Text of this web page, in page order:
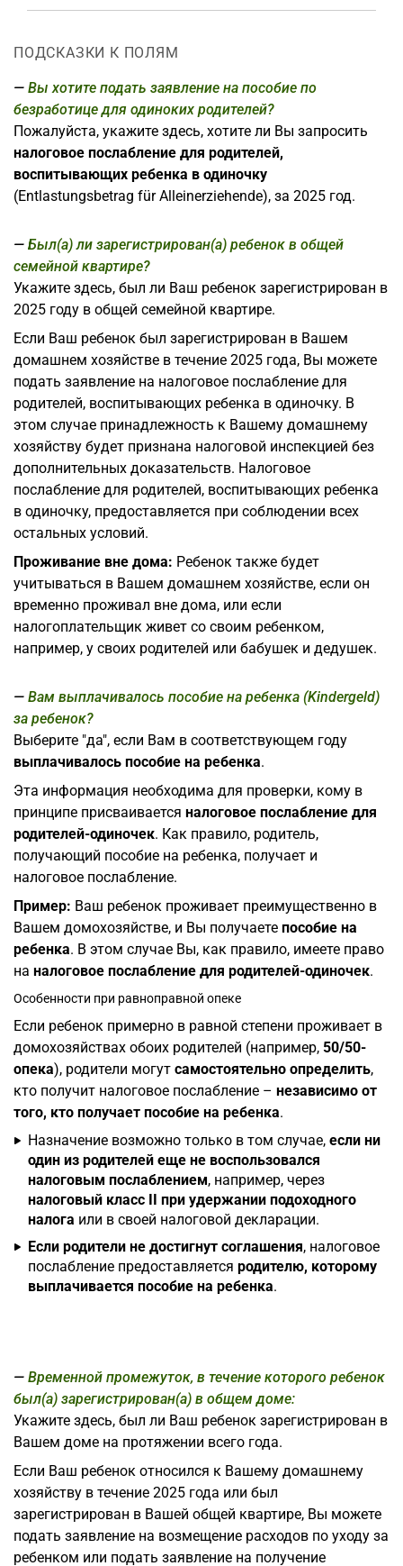
ПОДСКАЗКИ К ПОЛЯМ
Вы хотите подать заявление на пособие по
безработице для одиноких родителей?
Пожалуйста, укажите здесь, хотите ли Вы запросить
налоговое послабление для родителей,
воспитывающих ребенка в одиночку
(Entlastungsbetrag für Alleinerziehende), за 2025 год.
Был(а) ли зарегистрирован(а) ребенок в общей
семейной квартире?
Укажите здесь, был ли Ваш ребенок зарегистрирован в
2025 году в общей семейной квартире.
Если Ваш ребенок был зарегистрирован в Вашем
домашнем хозяйстве в течение 2025 года, Вы можете
подать заявление на налоговое послабление для
родителей, воспитывающих ребенка в одиночку. В
этом случае принадлежность к Вашему домашнему
хозяйству будет признана налоговой инспекцией без
дополнительных доказательств. Налоговое
послабление для родителей, воспитывающих ребенка
в одиночку, предоставляется при соблюдении всех
остальных условий.
Проживание вне дома: Ребенок также будет
учитываться в Вашем домашнем хозяйстве, если он
временно проживал вне дома, или если
налогоплательщик живет со своим ребенком,
например, у своих родителей или бабушек и дедушек.
Вам выплачивалось пособие на ребенка (Kindergeld)
за ребенок?
Выберите "да", если Вам в соответствующем году
выплачивалось пособие на ребенка.
Эта информация необходима для проверки, кому в
принципе присваивается налоговое послабление для
родителей-одиночек. Как правило, родитель,
получающий пособие на ребенка, получает и
налоговое послабление.
Пример: Ваш ребенок проживает преимущественно в
Вашем домохозяйстве, и Вы получаете пособие на
ребенка. В этом случае Вы, как правило, имеете право
на налоговое послабление для родителей-одиночек.
Особенности при равноправной опеке
Если ребенок примерно в равной степени проживает в
домохозяйствах обоих родителей (например, 50/50-
опека), родители могут самостоятельно определить,
кто получит налоговое послабление – независимо от
того, кто получает пособие на ребенка.
Назначение возможно только в том случае, если ни
один из родителей еще не воспользовался
налоговым послаблением, например, через
налоговый класс II при удержании подоходного
налога или в своей налоговой декларации.
Если родители не достигнут соглашения, налоговое
послабление предоставляется родителю, которому
выплачивается пособие на ребенка.
Временной промежуток, в течение которого ребенок
был(а) зарегистрирован(а) в общем доме:
Укажите здесь, был ли Ваш ребенок зарегистрирован в
Вашем доме на протяжении всего года.
Если Ваш ребенок относился к Вашему домашнему
хозяйству в течение 2025 года или был
зарегистрирован в Вашей общей квартире, Вы можете
подать заявление на возмещение расходов по уходу за
ребенком или подать заявление на получение